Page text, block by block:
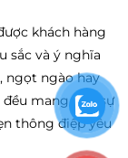
khách hàng
sắc và ý nghĩa
ngọt ngào hay
mang đến sự
thông điệp yêu